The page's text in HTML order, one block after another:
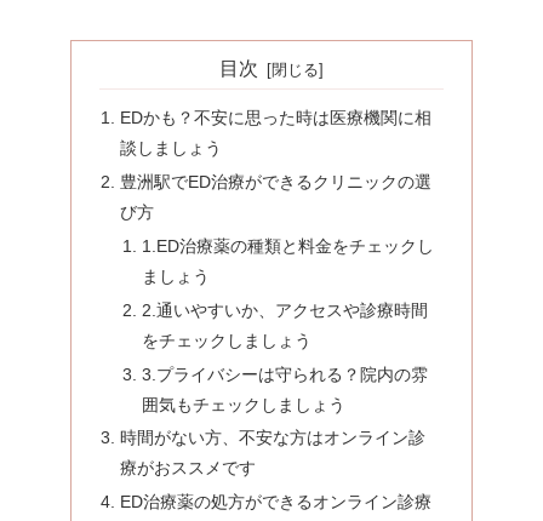
目次
EDかも？不安に思った時は医療機関に相
談しましょう
豊洲駅でED治療ができるクリニックの選
び方
1.ED治療薬の種類と料金をチェックし
ましょう
2.通いやすいか、アクセスや診療時間
をチェックしましょう
3.プライバシーは守られる？院内の雰
囲気もチェックしましょう
時間がない方、不安な方はオンライン診
療がおススメです
ED治療薬の処方ができるオンライン診療